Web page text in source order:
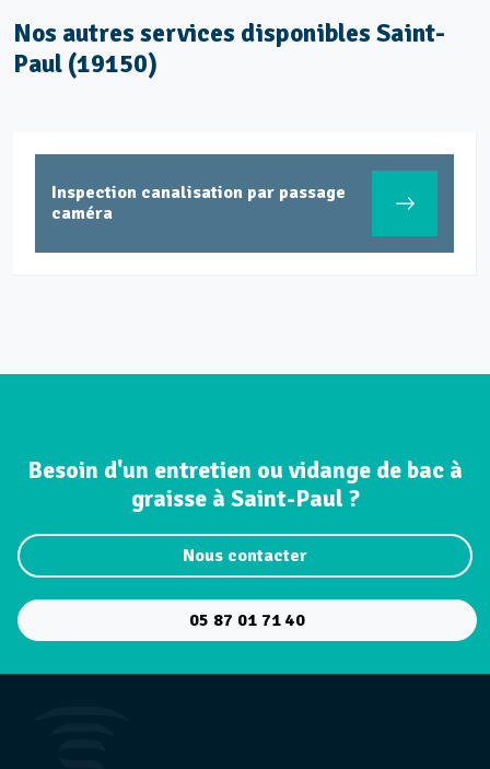
Nos autres services disponibles Saint-
Paul (19150)
Inspection canalisation par passage
caméra
Besoin d'un entretien ou vidange de bac à
graisse à Saint-Paul ?
Nous contacter
05 87 01 71 40